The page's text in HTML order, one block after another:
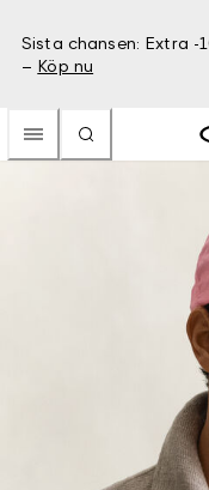
Sista chansen: Extra -
– Köp nu